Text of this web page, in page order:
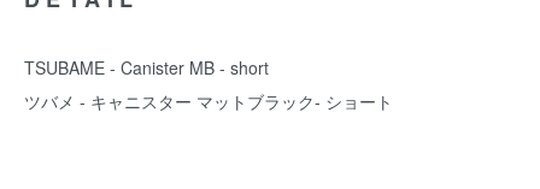
TSUBAME - Canister MB - short
ツバメ - キャニスター マットブラック- ショート